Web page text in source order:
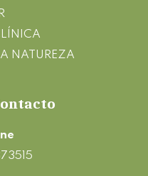
NATUREZA